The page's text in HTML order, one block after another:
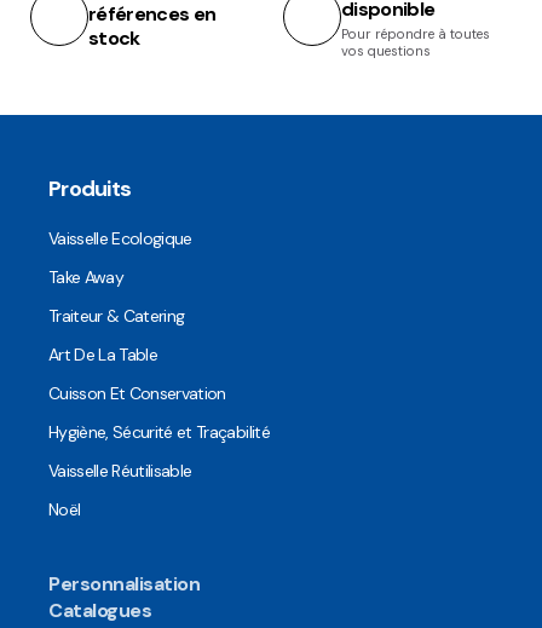
références en
stock
disponible
Pour répondre à toutes
vos questions
Produits
Vaisselle Ecologique
Take Away
Traiteur & Catering
Art De La Table
Cuisson Et Conservation
Hygiène, Sécurité et Traçabilité
Vaisselle Réutilisable
Noël
Personnalisation
Catalogues